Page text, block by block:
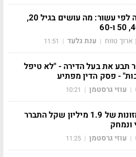
פנסיה לפי עשור: מה עושים בגיל 20,
ארוך טווח | ענת גלעד |
11:51
תבע את בעל הדירה - "לא טיפל
- פסק הדין מפתיע
| עוזי גרסטמן |
10:21
חוב מזונות של 1.9 מיליון שקל התברר
ונמחק
| עוזי גרסטמן |
11:25